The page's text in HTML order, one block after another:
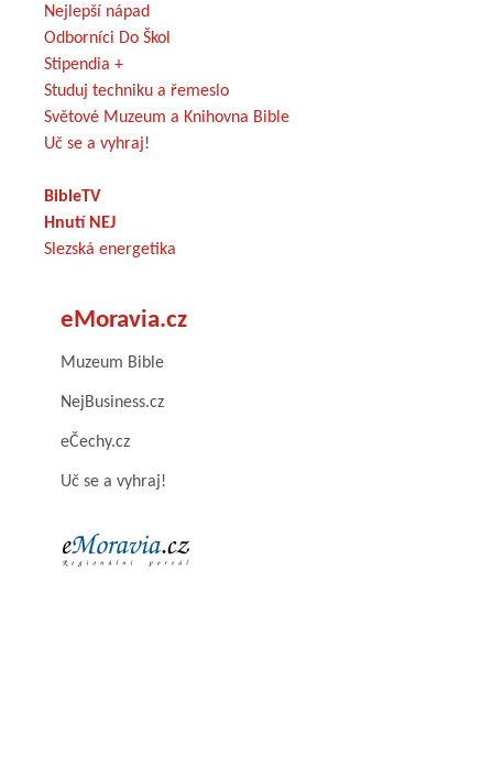
Nejlepší nápad
Odborníci Do Škol
Stipendia +
Studuj techniku a řemeslo
Světové Muzeum a Knihovna Bible
Uč se a vyhraj!
BibleTV
Hnutí NEJ
Slezská energetika
eMoravia.cz
Muzeum Bible
NejBusiness.cz
eČechy.cz
Uč se a vyhraj!